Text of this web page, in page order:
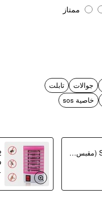
ممتاز
جوالات
تابلت
خاصية sos
فيش كهرباء ذكي S1 (مقبس كهربائي ذكي)